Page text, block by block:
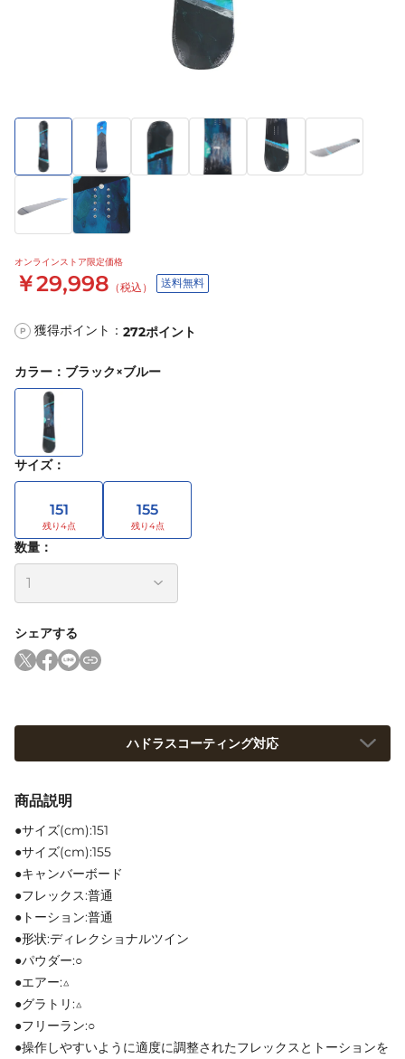
オンラインストア限定価格
￥29,998 （税込） 送料無料
P 獲得ポイント： 272ポイント
カラー ： ブラック×ブルー
サイズ：
151 155
数量：
シェアする
ハドラスコーティング対応
商品説明
●サイズ(cm):151
●サイズ(cm):155
●キャンバーボード
●フレックス:普通
●トーション:普通
●形状:ディレクショナルツイン
●パウダー:○
●エアー:△
●グラトリ:△
●フリーラン:○
●操作しやすいように適度に調整されたフレックスとトーションを